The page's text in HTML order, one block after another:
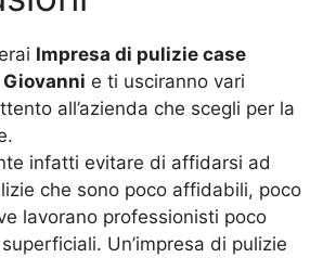
Impresa di pulizie case
e ti usciranno vari
all’azienda che scegli per la
infatti evitare di affidarsi ad
che sono poco affidabili, poco
lavorano professionisti poco
Un’impresa di pulizie